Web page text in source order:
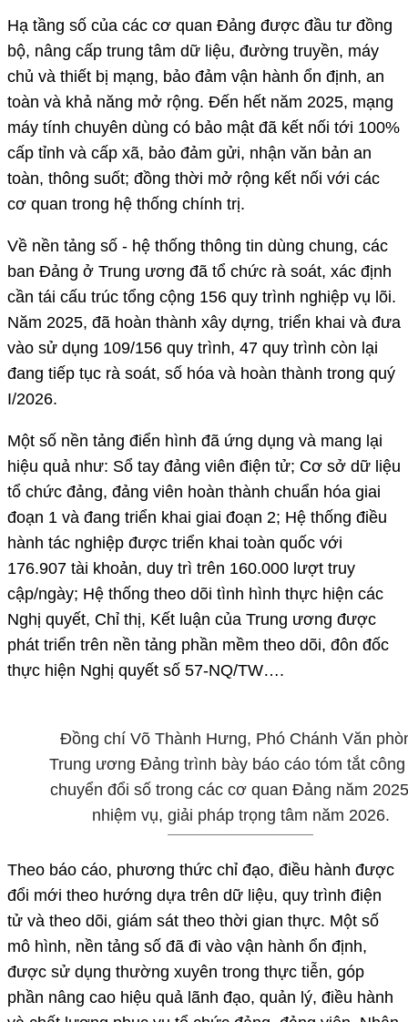
Hạ tầng số của các cơ quan Đảng được đầu tư đồng
bộ, nâng cấp trung tâm dữ liệu, đường truyền, máy
chủ và thiết bị mạng, bảo đảm vận hành ổn định, an
toàn và khả năng mở rộng. Đến hết năm 2025, mạng
máy tính chuyên dùng có bảo mật đã kết nối tới 100%
cấp tỉnh và cấp xã, bảo đảm gửi, nhận văn bản an
toàn, thông suốt; đồng thời mở rộng kết nối với các
cơ quan trong hệ thống chính trị.
Về nền tảng số - hệ thống thông tin dùng chung, các
ban Đảng ở Trung ương đã tổ chức rà soát, xác định
cần tái cấu trúc tổng cộng 156 quy trình nghiệp vụ lõi.
Năm 2025, đã hoàn thành xây dựng, triển khai và đưa
vào sử dụng 109/156 quy trình, 47 quy trình còn lại
đang tiếp tục rà soát, số hóa và hoàn thành trong quý
I/2026.
Một số nền tảng điển hình đã ứng dụng và mang lại
hiệu quả như: Sổ tay đảng viên điện tử; Cơ sở dữ liệu
tổ chức đảng, đảng viên hoàn thành chuẩn hóa giai
đoạn 1 và đang triển khai giai đoạn 2; Hệ thống điều
hành tác nghiệp được triển khai toàn quốc với
176.907 tài khoản, duy trì trên 160.000 lượt truy
cập/ngày; Hệ thống theo dõi tình hình thực hiện các
Nghị quyết, Chỉ thị, Kết luận của Trung ương được
phát triển trên nền tảng phần mềm theo dõi, đôn đốc
thực hiện Nghị quyết số 57-NQ/TW….
Đồng chí Võ Thành Hưng, Phó Chánh Văn
Trung ương Đảng trình bày báo cáo tóm tắt
chuyển đổi số trong các cơ quan Đảng năm
nhiệm vụ, giải pháp trọng tâm năm 2026.
Theo báo cáo, phương thức chỉ đạo, điều hành được
đổi mới theo hướng dựa trên dữ liệu, quy trình điện
tử và theo dõi, giám sát theo thời gian thực. Một số
mô hình, nền tảng số đã đi vào vận hành ổn định,
được sử dụng thường xuyên trong thực tiễn, góp
phần nâng cao hiệu quả lãnh đạo, quản lý, điều hành